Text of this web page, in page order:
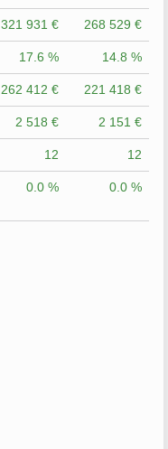
321 931 € 268 529 €
17.6 % 14.8 %
262 412 € 221 418 €
2 518 € 2 151 €
12 12
0.0 % 0.0 %